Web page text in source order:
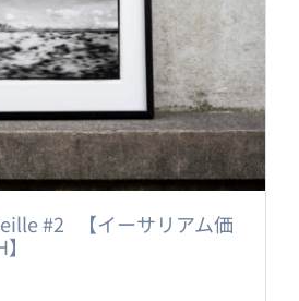
#2 【イーサリアム価